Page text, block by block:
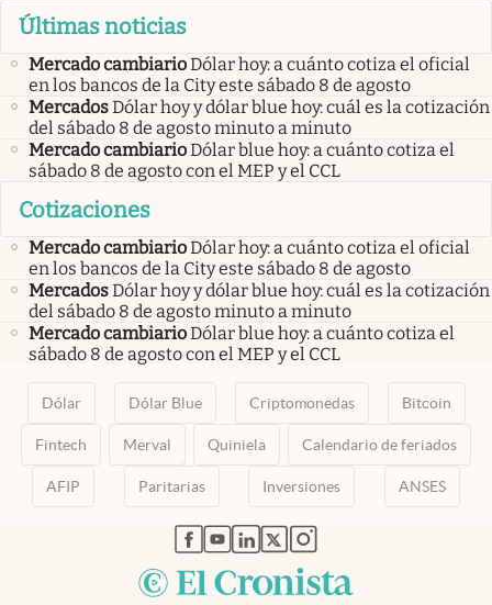
Últimas noticias
Mercado cambiarioDólar hoy: a cuánto cotiza el oficial
en los bancos de la City este sábado 8 de agosto
MercadosDólar hoy y dólar blue hoy: cuál es la cotización
del sábado 8 de agosto minuto a minuto
Mercado cambiarioDólar blue hoy: a cuánto cotiza el
sábado 8 de agosto con el MEP y el CCL
Cotizaciones
Mercado cambiarioDólar hoy: a cuánto cotiza el oficial
en los bancos de la City este sábado 8 de agosto
MercadosDólar hoy y dólar blue hoy: cuál es la cotización
del sábado 8 de agosto minuto a minuto
Mercado cambiarioDólar blue hoy: a cuánto cotiza el
sábado 8 de agosto con el MEP y el CCL
Dólar Dólar Blue Criptomonedas Bitcoin
Fintech Merval Quiniela Calendario de feriados
AFIP Paritarias Inversiones ANSES
abre en nueva pestaña
abre en nueva pestaña
abre en nueva pestaña
abre en nueva pestaña
abre en nueva pestaña